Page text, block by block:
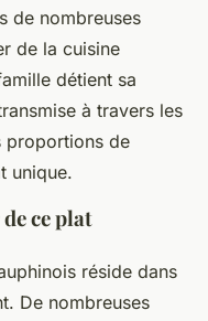
de nombreuses
de la cuisine
détient sa
à travers les
proportions de
unique.
ce plat
réside dans
De nombreuses